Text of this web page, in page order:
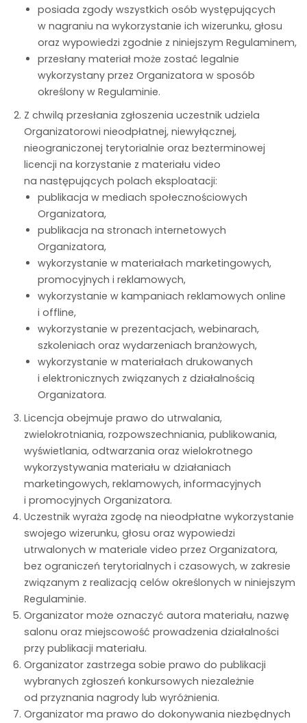
posiada zgody wszystkich osób występujących
w nagraniu na wykorzystanie ich wizerunku, głosu
oraz wypowiedzi zgodnie z niniejszym Regulaminem,
przesłany materiał może zostać legalnie
wykorzystany przez Organizatora w sposób
określony w Regulaminie.
Z chwilą przesłania zgłoszenia uczestnik udziela
Organizatorowi nieodpłatnej, niewyłącznej,
nieograniczonej terytorialnie oraz bezterminowej
licencji na korzystanie z materiału video
na następujących polach eksploatacji:
publikacja w mediach społecznościowych
Organizatora,
publikacja na stronach internetowych
Organizatora,
wykorzystanie w materiałach marketingowych,
promocyjnych i reklamowych,
wykorzystanie w kampaniach reklamowych online
i offline,
wykorzystanie w prezentacjach, webinarach,
szkoleniach oraz wydarzeniach branżowych,
wykorzystanie w materiałach drukowanych
i elektronicznych związanych z działalnością
Organizatora.
Licencja obejmuje prawo do utrwalania,
zwielokrotniania, rozpowszechniania, publikowania,
wyświetlania, odtwarzania oraz wielokrotnego
wykorzystywania materiału w działaniach
marketingowych, reklamowych, informacyjnych
i promocyjnych Organizatora.
Uczestnik wyraża zgodę na nieodpłatne wykorzystanie
swojego wizerunku, głosu oraz wypowiedzi
utrwalonych w materiale video przez Organizatora,
bez ograniczeń terytorialnych i czasowych, w zakresie
związanym z realizacją celów określonych w niniejszym
Regulaminie.
Organizator może oznaczyć autora materiału, nazwę
salonu oraz miejscowość prowadzenia działalności
przy publikacji materiału.
Organizator zastrzega sobie prawo do publikacji
wybranych zgłoszeń konkursowych niezależnie
od przyznania nagrody lub wyróżnienia.
Organizator ma prawo do dokonywania niezbędnych